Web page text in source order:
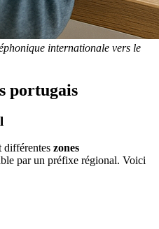
internationale vers le
portugais
différentes zones
par un préfixe régional. Voici